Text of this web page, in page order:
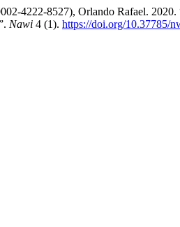
4222-8527), Orlando Rafael.
Nawi 4 (1). https://doi.org/10.37785/